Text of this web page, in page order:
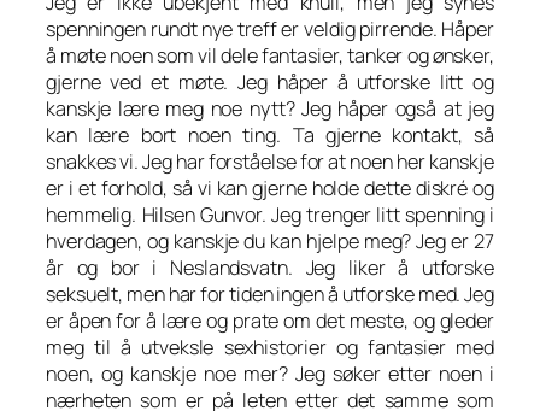
spenningen rundt nye treff er veldig pirrende. Håper
å møte noen som vil dele fantasier, tanker og ønsker,
gjerne ved et møte. Jeg håper å utforske litt og
kanskje lære meg noe nytt? Jeg håper også at jeg
kan lære bort noen ting. Ta gjerne kontakt, så
snakkes vi. Jeg har forståelse for at noen her kanskje
er i et forhold, så vi kan gjerne holde dette diskré og
hemmelig. Hilsen Gunvor. Jeg trenger litt spenning i
hverdagen, og kanskje du kan hjelpe meg? Jeg er 27
år og bor i Neslandsvatn. Jeg liker å utforske
seksuelt, men har for tiden ingen å utforske med. Jeg
er åpen for å lære og prate om det meste, og gleder
meg til å utveksle sexhistorier og fantasier med
noen, og kanskje noe mer? Jeg søker etter noen i
nærheten som er på leten etter det samme som